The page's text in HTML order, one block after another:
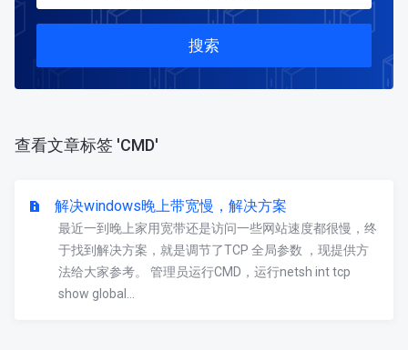
搜索
查看文章标签 'CMD'
解决windows晚上带宽慢，解决方案
最近一到晚上家用宽带还是访问一些网站速度都很慢，终
于找到解决方案，就是调节了TCP 全局参数 ，现提供方
法给大家参考。 管理员运行CMD，运行netsh int tcp
show global...